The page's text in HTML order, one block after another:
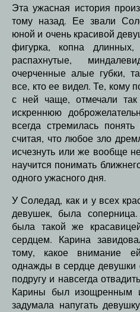
Эта ужасная история
тому назад. Ее звали
юной и очень красивой
фигурка, копна
распахнутые,
очерченные алые губки,
все, кто ее видел. Те, кому
с ней чаще, отмечали
искреннюю
всегда стремилась
считая, что любое зло
исчезнуть или же вообще
научится понимать
одного ужасного дня.
У Соледад, как и у всех
девушек, была
была такой же
сердцем. Карина
тому, какое внимание
однажды в сердце девушки
подругу и навсегда
Карины был изощренным
задумала напугать